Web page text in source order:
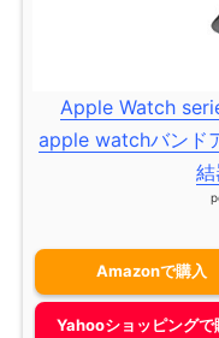
Apple Watch
apple watchバンド
Amazonで購入
Yahooショッピングで